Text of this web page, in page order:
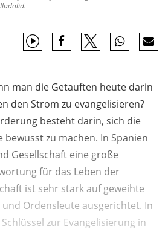
man die Getauften heute darin
den Strom zu evangelisieren?
besteht darin, sich die
bewusst zu machen. In Spanien
Gesellschaft eine große
für das Leben der
ist sehr stark auf geweihte
Ordensleute ausgerichtet. In
zur Evangelisierung in